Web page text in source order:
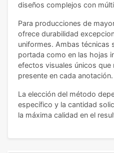
diseños complejos con
Para producciones de
ofrece durabilidad
uniformes. Ambas técnicas
portada como en las hojas
efectos visuales únicos que
presente en cada anotación.
La elección del método
específico y la cantidad
la máxima calidad en el